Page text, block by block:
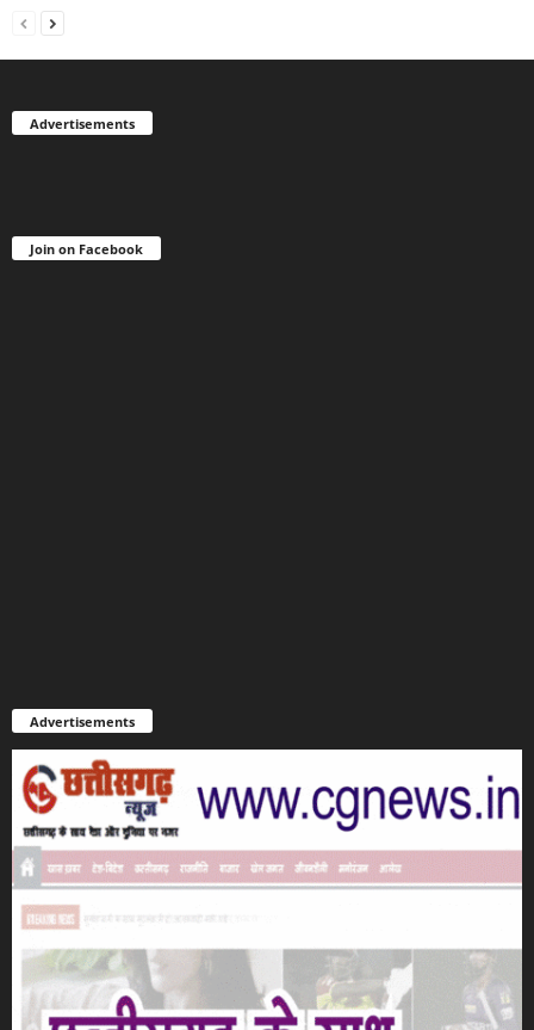
Advertisements
Join on Facebook
Advertisements